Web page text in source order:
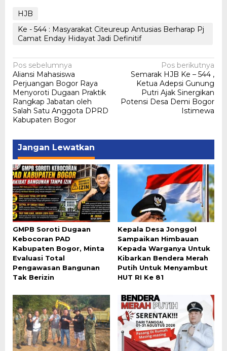
HJB
Ke - 544 : Masyarakat Citeureup Antusias Berharap Pj
Camat Enday Hidayat Jadi Definitif
Navigasi
pos
Pos sebelumnya
Aliansi Mahasiswa
Perjuangan Bogor Raya
Menyoroti Dugaan Praktik
Rangkap Jabatan oleh
Salah Satu Anggota DPRD
Kabupaten Bogor
Pos berikutnya
Semarak HJB Ke – 544 ,
Ketua Adepsi Gunung
Putri Ajak Sinergikan
Potensi Desa Demi Bogor
Istimewa
Jangan Lewatkan
GMPB Soroti Dugaan
Kebocoran PAD
Kabupaten Bogor, Minta
Evaluasi Total
Pengawasan Bangunan
Tak Berizin
Kepala Desa Jonggol
Sampaikan Himbauan
Kepada Warganya Untuk
Kibarkan Bendera Merah
Putih Untuk Menyambut
HUT RI Ke 81